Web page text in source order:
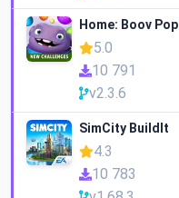
Home: Boov Pop
5.0
10 791
v2.3.6
SimCity BuildIt
4.3
10 783